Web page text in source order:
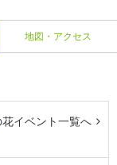
地図・アクセス
イベント一覧へ